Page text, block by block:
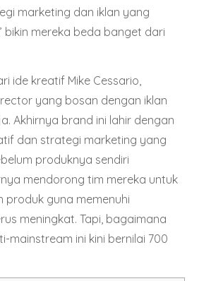
marketing dan iklan yang
bikin mereka beda banget dari
ide kreatif Mike Cessario,
yang bosan dengan iklan
Akhirnya brand ini lahir dengan
dan strategi marketing yang
produknya sendiri
mendorong tim mereka untuk
produk guna memenuhi
meningkat. Tapi, bagaimana
mainstream ini kini bernilai 700